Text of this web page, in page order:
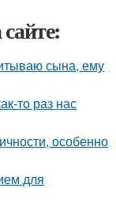
сына, ему
то раз нас
особенно
для